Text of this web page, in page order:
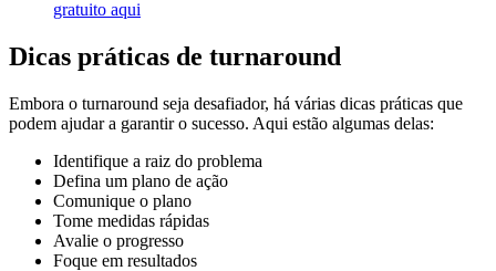
gratuito aqui
Dicas práticas de turnaround
Embora o turnaround seja desafiador, há várias dicas práticas que
podem ajudar a garantir o sucesso. Aqui estão algumas delas:
Identifique a raiz do problema
Defina um plano de ação
Comunique o plano
Tome medidas rápidas
Avalie o progresso
Foque em resultados